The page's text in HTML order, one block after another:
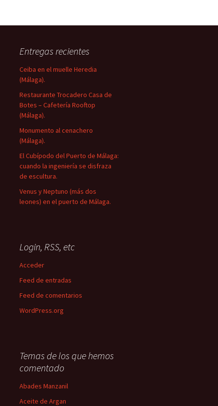
Entregas recientes
Ceiba en el muelle Heredia
(Málaga).
Restaurante Trocadero Casa de
Botes – Cafetería Rooftop
(Málaga).
Monumento al cenachero
(Málaga).
El Cubípodo del Puerto de Málaga:
cuando la ingeniería se disfraza
de escultura.
Venus y Neptuno (más dos
leones) en el puerto de Málaga.
Login, RSS, etc
Acceder
Feed de entradas
Feed de comentarios
WordPress.org
Temas de los que hemos
comentado
Abades Manzanil
Aceite de Argan